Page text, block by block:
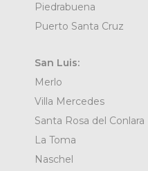
Piedrabuena
Puerto Santa Cruz
San Luis:
Merlo
Villa Mercedes
Santa Rosa del Conlara
La Toma
Naschel